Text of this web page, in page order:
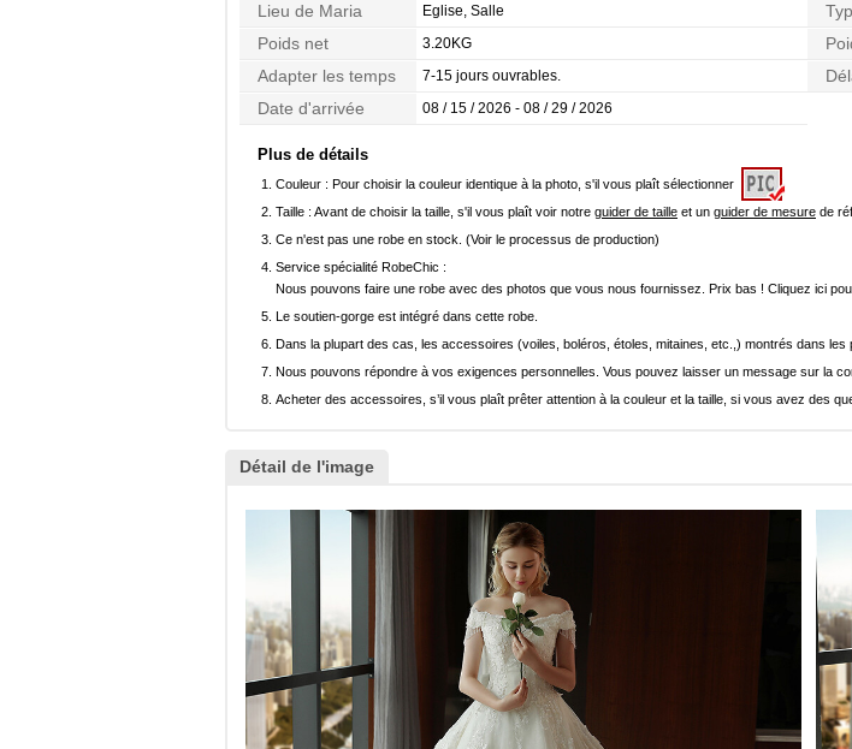
Lieu de Maria Eglise, Salle
Poids net 3.20KG
Adapter les temps 7-15 jours ouvrables.
Date d'arrivée 08 / 15 / 2026 - 08 / 29 / 2026
Plus de détails
Couleur : Pour choisir la couleur identique à la photo, s'il vous plaît sélectionner
Taille : Avant de choisir la taille, s'il vous plaît voir notre guider de taille et un guider de mesure de
Ce n'est pas une robe en stock. (Voir le processus de production)
Service spécialité RobeChic :
Nous pouvons faire une robe avec des photos que vous nous fournissez. Prix bas ! Cliquez ici
Le soutien-gorge est intégré dans cette robe.
Dans la plupart des cas, les accessoires (voiles, boléros, étoles, mitaines, etc.,) montrés dans
Nous pouvons répondre à vos exigences personnelles. Vous pouvez laisser un message sur la
Acheter des accessoires, s’il vous plaît prêter attention à la couleur et la taille, si vous avez des
Détail de l'image